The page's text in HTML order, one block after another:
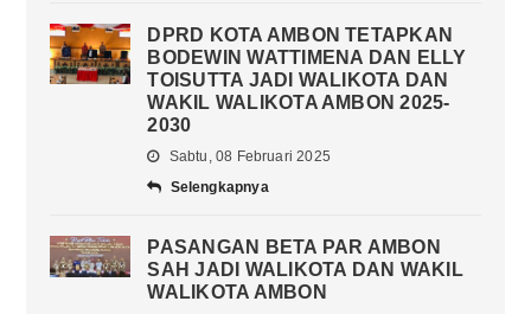
DPRD KOTA AMBON TETAPKAN
BODEWIN WATTIMENA DAN ELLY
TOISUTTA JADI WALIKOTA DAN
WAKIL WALIKOTA AMBON 2025-
2030
Sabtu, 08 Februari 2025
Selengkapnya
PASANGAN BETA PAR AMBON
SAH JADI WALIKOTA DAN WAKIL
WALIKOTA AMBON